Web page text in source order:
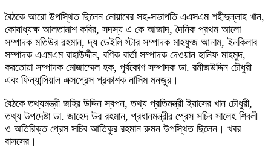
বৈঠকে আরো উপস্থিত ছিলেন নোয়াবের সহ-সভাপতি এএসএম শহীদুল্লাহ খান,
কোষাধ্যক্ষ আলতামাশ কবির, সদস্য এ কে আজাদ, দৈনিক প্রথম আলো
সম্পাদক মতিউর রহমান, দ্য ডেইলি স্টার সম্পাদক মাহফুজ আনাম, ইনকিলাব
সম্পাদক এএমএম বাহাউদ্দীন, বণিক বার্তা সম্পাদক দেওয়ান হানিফ মাহমুদ,
করতোয়া সম্পাদক মোজাম্মেল হক, পূর্বকোণ সম্পাদক ডা. রমীজউদ্দিন চৌধুরী
এবং ফিন্যান্সিয়াল এক্সপ্রেস প্রকাশক নাসিম মনজুর।
বৈঠকে তথ্যমন্ত্রী জহির উদ্দিন স্বপন, তথ্য প্রতিমন্ত্রী ইয়াসের খান চৌধুরী,
তথ্য উপদেষ্টা ডা. জাহেদ উর রহমান, প্রধানমন্ত্রীর প্রেস সচিব সালেহ শিবলী
ও অতিরিক্ত প্রেস সচিব আতিকুর রহমান রুমন উপস্থিত ছিলেন। খবর
বাসসের।